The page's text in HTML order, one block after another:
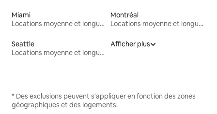
Miami
Locations moyenne et longue durée
Montréal
Locations moyenne et longue durée
Seattle
Locations moyenne et longue durée
Afficher plus
* Des exclusions peuvent s'appliquer en fonction des zones
géographiques et des logements.